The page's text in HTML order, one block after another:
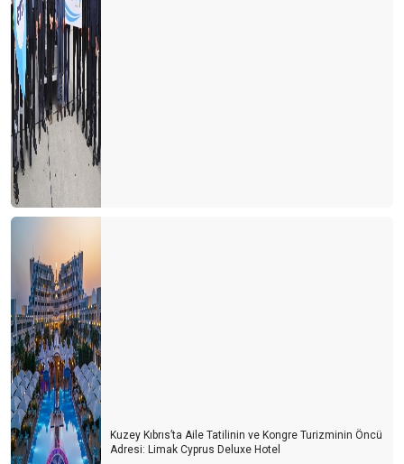
Kuzey Kıbrıs’ta Aile Tatilinin ve Kongre Turizminin Öncü
Adresi: Limak Cyprus Deluxe Hotel